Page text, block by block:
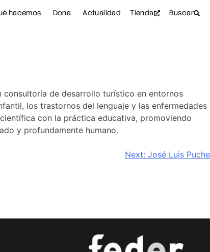
hacemos Dona Actualidad Tienda Buscar
de desarrollo turístico en entornos
los trastornos del lenguaje y las enfermedades
con la práctica educativa, promoviendo
y profundamente humano.
Next: José Luis Puche